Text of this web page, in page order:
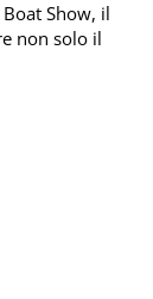
Show, il
non solo il